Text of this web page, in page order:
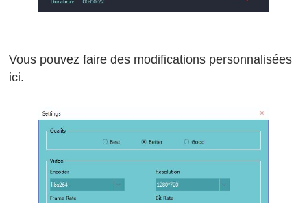
Vous pouvez faire des modifications personnalisées
ici.